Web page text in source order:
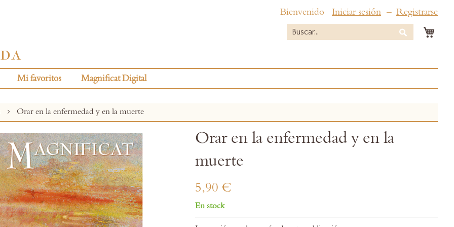
Bienvenido Iniciar sesión Registrarse
Buscar
Mi favoritos Magnificat Digital
Orar en la enfermedad y en la muerte
Orar en la enfermedad y en la
muerte
5,90 €
En stock